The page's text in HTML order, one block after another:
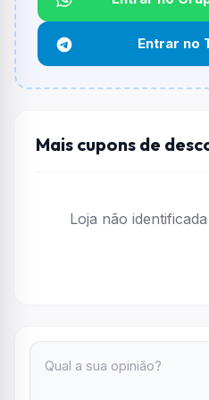
Não informado ou sem limite.
Funciona em qualquer
Não necessariamente.
e alguns vendedores ou
Entrar no
Mais cupons de
Loja não